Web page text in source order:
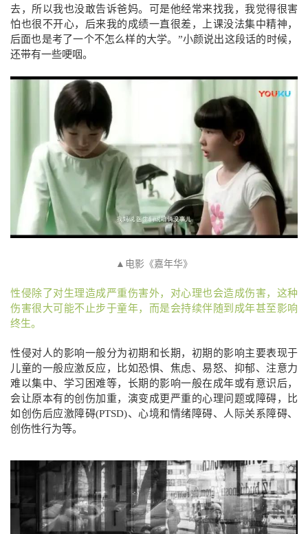
去，所以我也没敢告诉爸妈。可是他经常来找我，我觉得很害
怕也很不开心，后来我的成绩一直很差，上课没法集中精神，
后面也是考了一个不怎么样的大学。”小颜说出这段话的时候，
还带有一些哽咽。
▲电影《嘉年华》
性侵除了对生理造成严重伤害外，对心理也会造成伤害，这种
伤害很大可能不止步于童年，而是会持续伴随到成年甚至影响
终生。
性侵对人的影响一般分为初期和长期，初期的影响主要表现于
儿童的一般应激反应，比如恐惧、焦虑、易怒、抑郁、注意力
难以集中、学习困难等，长期的影响一般在成年或有意识后，
会让原本有的创伤加重，演变成更严重的心理问题或障碍，比
如创伤后应激障碍(PTSD)、心境和情绪障碍、人际关系障碍、
创伤性行为等。